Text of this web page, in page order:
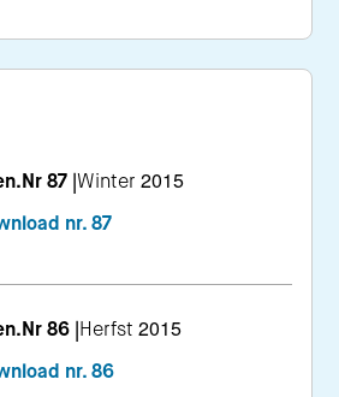
87 |Winter 2015
nr. 87
86 |Herfst 2015
nr. 86